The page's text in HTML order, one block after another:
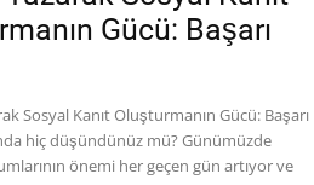
Gücü: Başarı
Sosyal Kanıt Oluşturmanın Gücü: Başarı
hiç düşündünüz mü? Günümüzde
önemi her geçen gün artıyor ve